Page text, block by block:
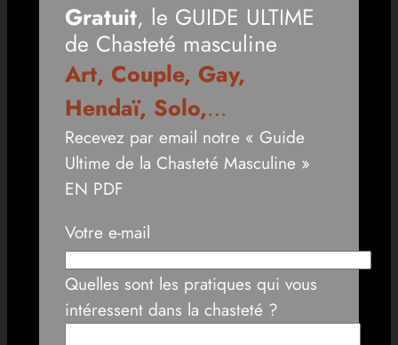
Gratuit, le GUIDE ULTIME
de Chasteté masculine
Art, Couple, Gay,
Hendaï, Solo,…
Recevez par email notre « Guide
Ultime de la Chasteté Masculine »
EN PDF
Votre e-mail
Quelles sont les pratiques qui vous
intéressent dans la chasteté ?